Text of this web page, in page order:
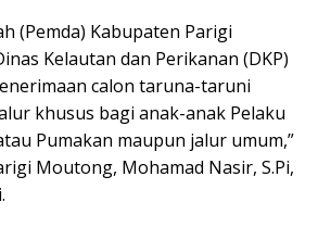
(Pemda) Kabupaten Parigi
Kelautan dan Perikanan (DKP)
calon taruna-taruni
khusus bagi anak-anak Pelaku
Pumakan maupun jalur umum,”
Moutong, Mohamad Nasir, S.Pi,